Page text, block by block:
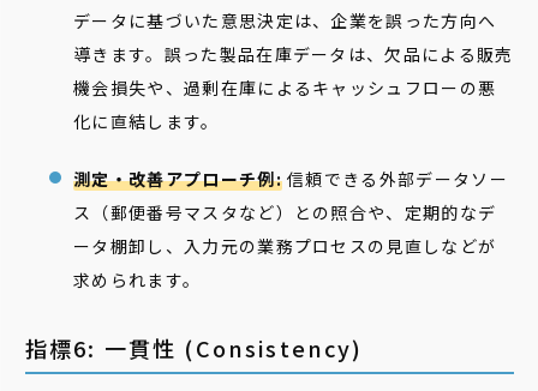
データに基づいた意思決定は、企業を誤った方向へ
導きます。誤った製品在庫データは、欠品による販売
機会損失や、過剰在庫によるキャッシュフローの悪
化に直結します。
測定・改善アプローチ例:信頼できる外部データソー
ス（郵便番号マスタなど）との照合や、定期的なデ
ータ棚卸し、入力元の業務プロセスの見直しなどが
求められます。
指標6: 一貫性 (Consistency)